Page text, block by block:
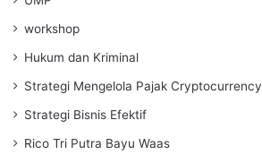
workshop
Hukum dan Kriminal
Strategi Mengelola Pajak Cryptocurrency
Strategi Bisnis Efektif
Rico Tri Putra Bayu Waas